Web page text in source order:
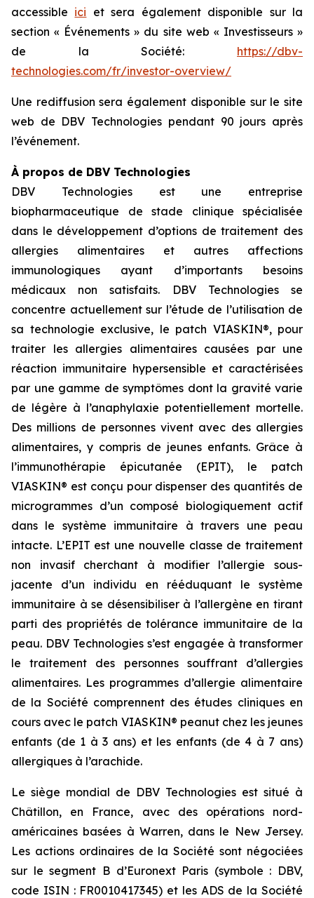
accessible ici et sera également disponible sur la
section « Événements » du site web « Investisseurs »
de la Société: https://dbv-
technologies.com/fr/investor-overview/
Une rediffusion sera également disponible sur le site
web de DBV Technologies pendant 90 jours après
l’événement.
À propos de DBV Technologies
DBV Technologies est une entreprise
biopharmaceutique de stade clinique spécialisée
dans le développement d’options de traitement des
allergies alimentaires et autres affections
immunologiques ayant d’importants besoins
médicaux non satisfaits. DBV Technologies se
concentre actuellement sur l’étude de l’utilisation de
sa technologie exclusive, le patch VIASKIN®, pour
traiter les allergies alimentaires causées par une
réaction immunitaire hypersensible et caractérisées
par une gamme de symptômes dont la gravité varie
de légère à l’anaphylaxie potentiellement mortelle.
Des millions de personnes vivent avec des allergies
alimentaires, y compris de jeunes enfants. Grâce à
l’immunothérapie épicutanée (EPIT), le patch
VIASKIN® est conçu pour dispenser des quantités de
microgrammes d’un composé biologiquement actif
dans le système immunitaire à travers une peau
intacte. L’EPIT est une nouvelle classe de traitement
non invasif cherchant à modifier l’allergie sous-
jacente d’un individu en rééduquant le système
immunitaire à se désensibiliser à l’allergène en tirant
parti des propriétés de tolérance immunitaire de la
peau. DBV Technologies s’est engagée à transformer
le traitement des personnes souffrant d’allergies
alimentaires. Les programmes d’allergie alimentaire
de la Société comprennent des études cliniques en
cours avec le patch VIASKIN® peanut chez les jeunes
enfants (de 1 à 3 ans) et les enfants (de 4 à 7 ans)
allergiques à l’arachide.
Le siège mondial de DBV Technologies est situé à
Châtillon, en France, avec des opérations nord-
américaines basées à Warren, dans le New Jersey.
Les actions ordinaires de la Société sont négociées
sur le segment B d’Euronext Paris (symbole : DBV,
code ISIN : FR0010417345) et les ADS de la Société